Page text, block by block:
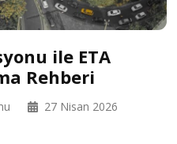
ile ETA
Rehberi
27 Nisan 2026